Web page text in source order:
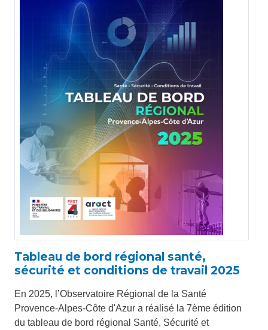
Tableau de bord régional santé,
sécurité et conditions de travail 2025
En 2025, l’Observatoire Régional de la Santé
Provence-Alpes-Côte d'Azur a réalisé la 7ème édition
du tableau de bord régional Santé, Sécurité et